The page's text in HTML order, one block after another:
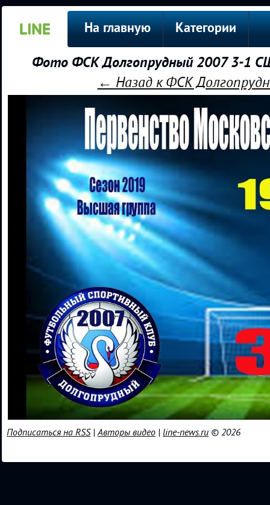
На главную Категории
Фото ФСК Долгопрудный 2007 3-1
← Назад к ФСК
Подписаться на RSS|Авторы видео | line-news.ru © 2026